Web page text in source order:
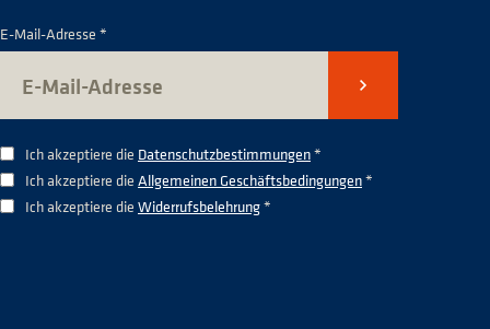
E-Mail-Adresse *
Senden
Ich akzeptiere die Datenschutzbestimmungen*
Ich akzeptiere die Allgemeinen Geschäftsbedingungen*
Ich akzeptiere die Widerrufsbelehrung*